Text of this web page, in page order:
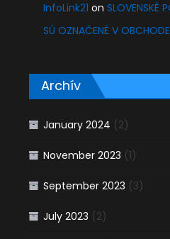
InfoLink21 onSLOVENSKÉ
SÚ OZNAČENÉ V OBCHODE
Archív
January 2024 (2)
November 2023 (1)
September 2023 (3)
July 2023 (2)